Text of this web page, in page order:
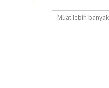
Muat lebih banyak